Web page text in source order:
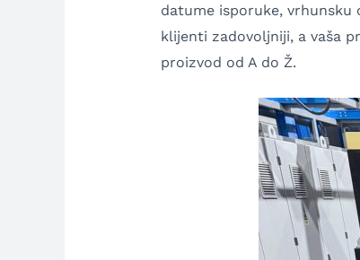
datume isporuke, vrhunsku
klijenti zadovoljniji, a vaša
proizvod od A do Ž.